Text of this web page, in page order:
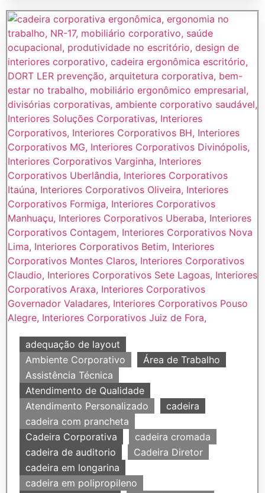
adequação de layout
Ambiente Corporativo
Área de Trabalho
Assistência Técnica
Atendimento de Qualidade
Atendimento Personalizado
cadeira
cadeira com prancheta
Cadeira Corporativa
cadeira cromada
cadeira de auditorio
Cadeira Diretor
cadeira em longarina
cadeira em polipropileno